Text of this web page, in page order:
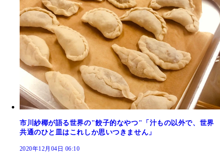
市川紗椰が語る世界の"餃子的なやつ"「汁もの以外で、世界
共通のひと皿はこれしか思いつきません」
2020年12月04日 06:10